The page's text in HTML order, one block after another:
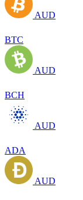
AUD
BTC
AUD
BCH
AUD
ADA
AUD